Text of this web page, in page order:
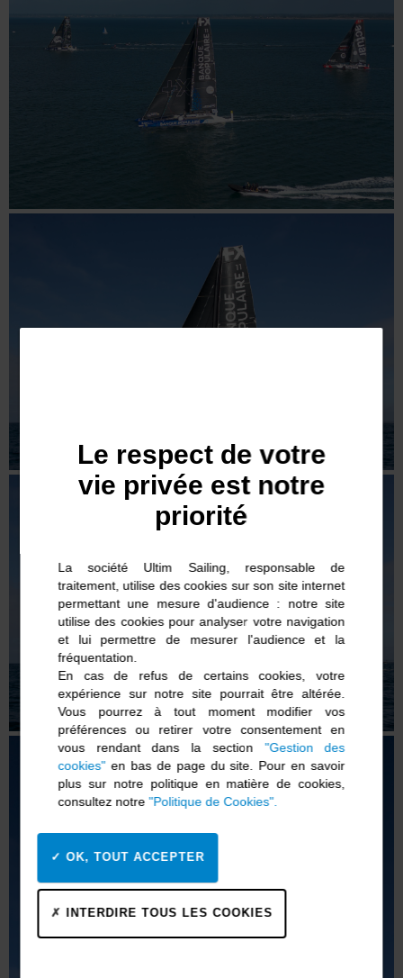
Le respect de votre
vie privée est notre
priorité
La société Ultim Sailing, responsable de
traitement, utilise des cookies sur son site internet
permettant une mesure d'audience : notre site
utilise des cookies pour analyser votre navigation
et lui permettre de mesurer l'audience et la
fréquentation.
En cas de refus de certains cookies, votre
expérience sur notre site pourrait être altérée.
Vous pourrez à tout moment modifier vos
préférences ou retirer votre consentement en
vous rendant dans la section "Gestion des
cookies"en bas de page du site. Pour en savoir
plus sur notre politique en matière de cookies,
consultez notre"Politique de Cookies".
OK, TOUT ACCEPTER
INTERDIRE TOUS LES COOKIES